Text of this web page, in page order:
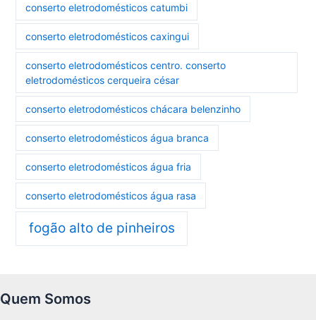
conserto eletrodomésticos catumbi
conserto eletrodomésticos caxingui
conserto eletrodomésticos centro. conserto
eletrodomésticos cerqueira césar
conserto eletrodomésticos chácara belenzinho
conserto eletrodomésticos água branca
conserto eletrodomésticos água fria
conserto eletrodomésticos água rasa
fogão alto de pinheiros
Quem Somos